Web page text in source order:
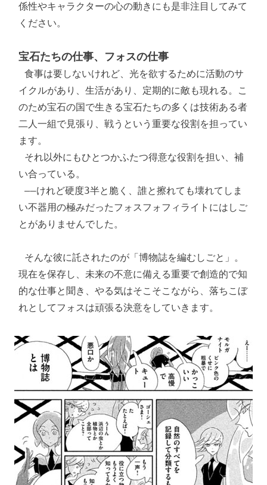
係性やキャラクターの心の動きにも是非注目してみて
ください。
宝石たちの仕事、フォスの仕事
食事は要しないけれど、光を欲するために活動のサ
イクルがあり、生活があり、定期的に敵も現れる。こ
のため宝石の国で生きる宝石たちの多くは技術ある者
二人一組で見張り、戦うという重要な役割を担ってい
ます。
い合っている。
――けれど硬度3半と脆く、誰と擦れても壊れてしま
い不器用の極みだったフォスフォフィライトにはしご
とがありませんでした。
現在を保存し、未来の不意に備える重要で創造的で知
的な仕事と聞き、やる気はそこそこながら、落ちこぼ
れとしてフォスは頑張る決意をしていきます。